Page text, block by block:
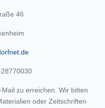
46
zu erreichen. Wir bitten
oder Zeitschriften